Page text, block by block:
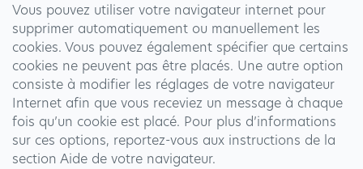
Vous pouvez utiliser votre navigateur internet pour
supprimer automatiquement ou manuellement les
cookies. Vous pouvez également spécifier que certains
cookies ne peuvent pas être placés. Une autre option
consiste à modifier les réglages de votre navigateur
Internet afin que vous receviez un message à chaque
fois qu’un cookie est placé. Pour plus d’informations
sur ces options, reportez-vous aux instructions de la
section Aide de votre navigateur.